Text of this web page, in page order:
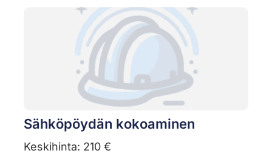
Sähköpöydän kokoaminen
Keskihinta: 210 €